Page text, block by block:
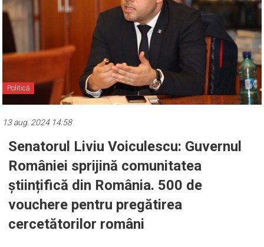
Politică
13 aug. 2024 14:58
Senatorul Liviu Voiculescu: Guvernul
României sprijină comunitatea
științifică din România. 500 de
vouchere pentru pregătirea
cercetătorilor români